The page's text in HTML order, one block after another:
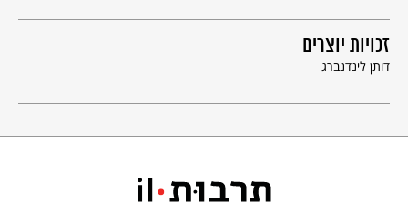
זכויות יוצרים
דותן לינדנברג